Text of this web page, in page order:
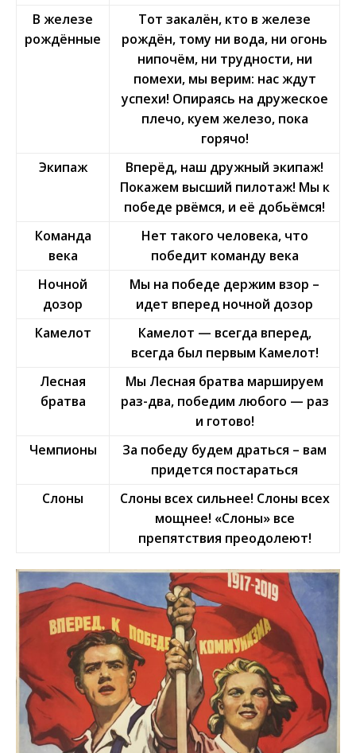
В железе
рождённые
Тот закалён, кто в железе
рождён, тому ни вода, ни огонь
нипочём, ни трудности, ни
помехи, мы верим: нас ждут
успехи! Опираясь на дружеское
плечо, куем железо, пока
горячо!
Экипаж
Вперёд, наш дружный экипаж!
Покажем высший пилотаж! Мы к
победе рвёмся, и её добьёмся!
Команда
века
Нет такого человека, что
победит команду века
Ночной
дозор
Мы на победе держим взор –
идет вперед ночной дозор
Камелот
Камелот — всегда вперед,
всегда был первым Камелот!
Лесная
братва
Мы Лесная братва маршируем
раз-два, победим любого — раз
и готово!
Чемпионы
За победу будем драться – вам
придется постараться
Слоны
Слоны всех сильнее! Слоны всех
мощнее! «Слоны» все
препятствия преодолеют!